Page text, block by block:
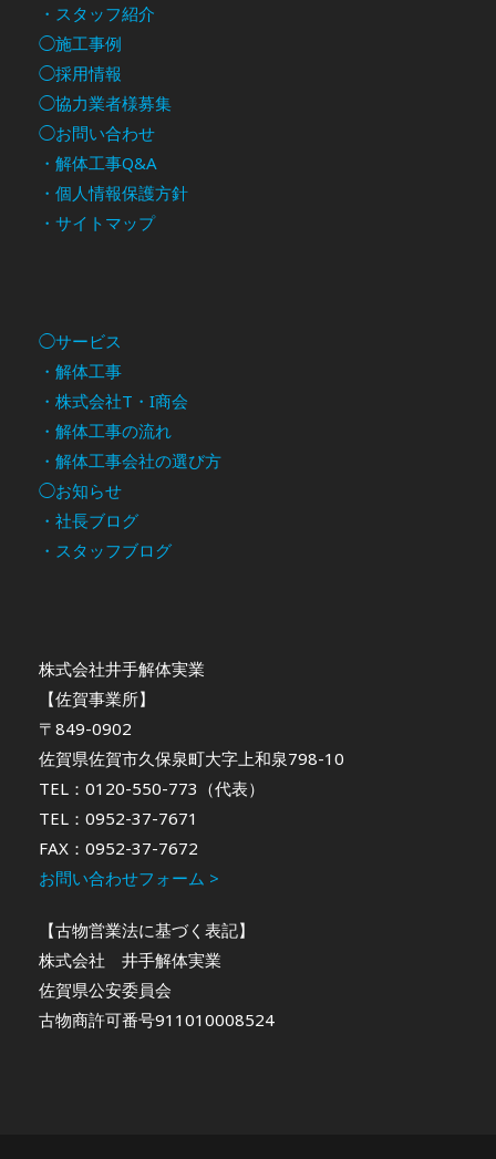
・スタッフ紹介
◯施工事例
◯採用情報
◯協力業者様募集
◯お問い合わせ
・解体工事Q&A
・個人情報保護方針
・サイトマップ
◯サービス
・解体工事
・株式会社T・I商会
・解体工事の流れ
・解体工事会社の選び方
◯お知らせ
・社長ブログ
・スタッフブログ
株式会社井手解体実業
【佐賀事業所】
〒849-0902
佐賀県佐賀市久保泉町大字上和泉798-10
TEL：0120-550-773（代表）
TEL：0952-37-7671
FAX：0952-37-7672
お問い合わせフォーム >
【古物営業法に基づく表記】
株式会社 井手解体実業
佐賀県公安委員会
古物商許可番号911010008524